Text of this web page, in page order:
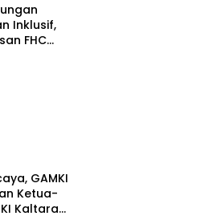
Inklusif,
FHC
GAMKI
Ketua-
Kaltara